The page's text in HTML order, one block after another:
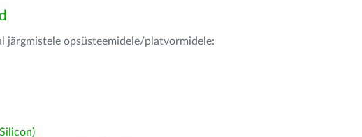
järgmistele opsüsteemidele/platvormidele: